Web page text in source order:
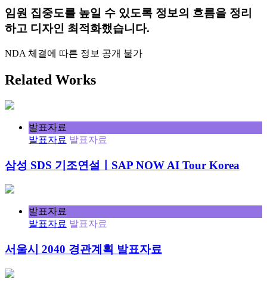
임원 집중도를 높일 수 있도록 정보의 흐름을 정리
하고 디자인 최적화했습니다.
NDA 체결에 따른 정보 공개 불가
Related Works
발표자료
발표자료 발표자료
삼성 SDS 기조연설ㅣSAP NOW AI Tour Korea
발표자료
발표자료 발표자료
서울시 2040 경관계획 발표자료